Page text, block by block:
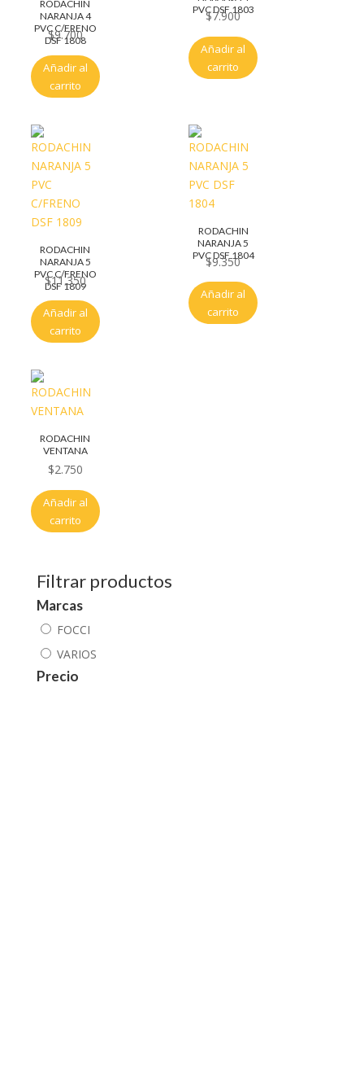
RODACHIN
NARANJA 4
PVC C/FRENO
DSF 1808
$9.700
Añadir al
carrito
PVC DSF 1803
$7.900
Añadir al
carrito
RODACHIN
NARANJA 5
PVC C/FRENO
DSF 1809
$11.350
Añadir al
carrito
RODACHIN
NARANJA 5
PVC DSF 1804
$9.350
Añadir al
carrito
RODACHIN
VENTANA
$2.750
Añadir al
carrito
Filtrar productos
Marcas
FOCCI
VARIOS
Precio